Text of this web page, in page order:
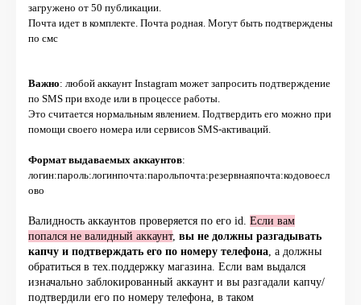
загружено от 50 публикации.
Почта идет в комплекте. Почта родная. Могут быть подтверждены
по смс
Важно: любой аккаунт Instagram может запросить подтверждение
по SMS при входе или в процессе работы.
Это считается нормальным явлением. Подтвердить его можно при
помощи своего номера или сервисов SMS-активаций.
Формат выдаваемых аккаунтов:
логин:пароль:логинпочта:парольпочта:резервнаяпочта:кодовоесл
ово
Валидность аккаунтов проверяется по его id.
Если вам
попался не валидный аккаунт, вы не должны разгадывать
капчу и подтверждать его по номеру телефона , а должны
обратиться в тех.поддержку магазина. Если вам выдался
изначально заблокированный аккаунт и вы разгадали капчу/
подтвердили его по номеру телефона, в таком